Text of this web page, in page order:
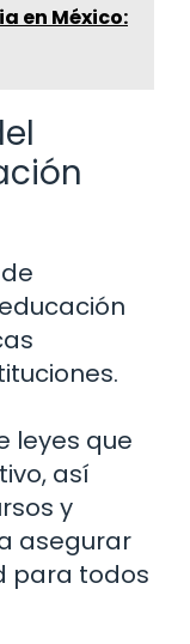
en México:
leyes que
así
y
asegurar
para todos